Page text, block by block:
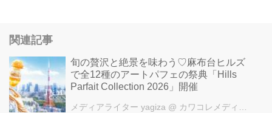
関連記事
旬の贅沢と絶景を味わう♡麻布台ヒルズ
で全12種のアートパフェの祭典「Hills
Parfait Collection 2026」開催
メディアライター yagiza @ カワコレメディア編集部